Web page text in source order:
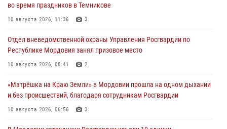
во время праздников в Темникове
10 августа 2026, 11:36 3
Отдел вневедомственной охраны Управления Росгвардии по
Республике Мордовия занял призовое место
10 августа 2026, 08:41 2
«Матрёшка на Краю Земли» в Мордовии прошла на одном дыхании
и без происшествий, благодаря сотрудникам Росгвардии
10 августа 2026, 06:56 3